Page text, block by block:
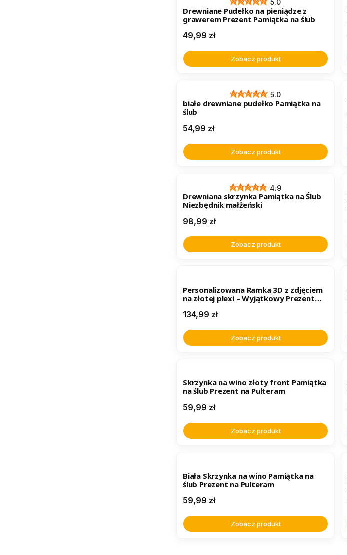
Drewniane Pudełko na pieniądze z
grawerem Prezent Pamiątka na ślub
Cena
49,99 zł
Zobacz produkt
5.0
białe drewniane pudełko Pamiątka na
ślub
Cena
54,99 zł
Zobacz produkt
4.9
Drewniana skrzynka Pamiątka na Ślub
Niezbędnik małżeński
Cena
98,99 zł
Zobacz produkt
Personalizowana Ramka 3D z zdjęciem
na złotej plexi – Wyjątkowy Prezent
Cena
134,99 zł
Zobacz produkt
Skrzynka na wino złoty front Pamiątka
na ślub Prezent na Pulteram
Cena
59,99 zł
Zobacz produkt
Biała Skrzynka na wino Pamiątka na
ślub Prezent na Pulteram
Cena
59,99 zł
Zobacz produkt